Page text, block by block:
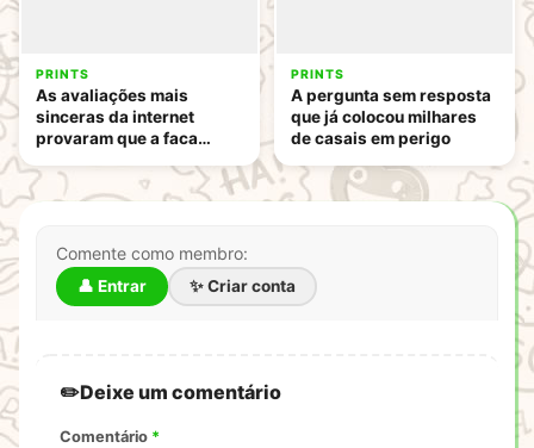
PRINTS
As avaliações mais
sinceras da internet
provaram que a faca
PRINTS
A pergunta sem resposta
que já colocou milhares
de casais em perigo
Comente como membro:
👤 Entrar ✨ Criar conta
Deixe um comentário
Comentário *